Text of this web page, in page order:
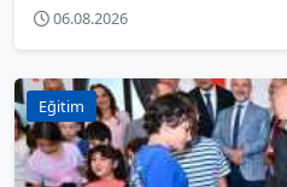
06.08.2026
Eğitim